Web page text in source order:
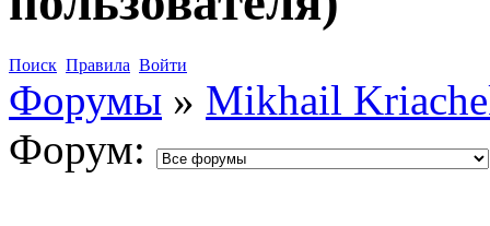
Поиск Правила Войти
Форумы » Mikhail
Форум: